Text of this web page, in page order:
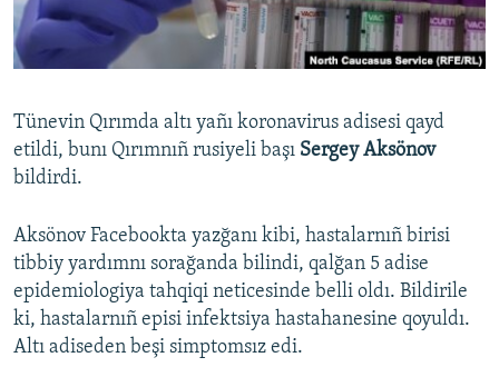
Русский
Українською
QOŞULIÑIZ!
RFE/RS bütün saytları
Tünevin Qırımda altı yañı koronavirus adisesi qayd
etildi, bunı Qırımnıñ rusiyeli başı Sergey Aksönov
bildirdi.
Aksönov Facebookta yazğanı kibi, hastalarnıñ birisi
tibbiy yardımnı sorağanda bilindi, qalğan 5 adise
epidemiologiya tahqiqi neticesinde belli oldı. Bildirile
ki, hastalarnıñ episi infektsiya hastahanesine qoyuldı.
Altı adiseden beşi simptomsız edi.